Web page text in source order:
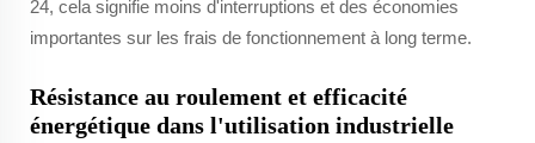
24, cela signifie moins d'interruptions et des économies
importantes sur les frais de fonctionnement à long terme.
Résistance au roulement et efficacité
énergétique dans l'utilisation industrielle